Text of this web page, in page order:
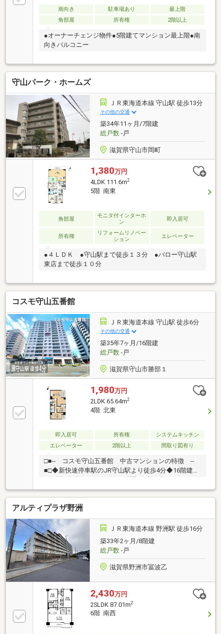
南向き 駐車場あり
最上階
角部屋
所有権 2階以上
●オーナーチェンジ物件●5階建てマンション最上階●南
向きバルコニー
守山パーク・ホームズ
ＪＲ東海道本線 守山駅 徒歩13分
その他の交通
築34年11ヶ月/7階建
総戸数-戸
滋賀県守山市岡町
1,380万円
4LDK 111.6m2
5階 南東
角部屋
モニタ付インターホ
ン
即入居可
所有権
リフォームリノベー
ション
エレベーター
●４ＬＤＫ ●守山駅まで徒歩１３分 ●バロー守山駅
東店まで徒歩１０分
コスモ守山五番館
ＪＲ東海道本線 守山駅 徒歩6分
その他の交通
築35年7ヶ月/16階建
総戸数-戸
滋賀県守山市勝部１
1,980万円
2LDK 65.64m2
4階 北東
即入居可 所有権
システムキッチン
エレベーター
2階以上 間取り図有り
□■-- コスモ守山五番館 中古マンションの特徴 --
■□◆新快速停車駅のJR守山駅より徒歩4分◆16階建て
ィー面も安心のオートロック◆徒歩圏内に商業施設が
充実！◆複合型商業施設「フレンドタウン守山」が目
の前♪◆市立守山小学校まで徒歩約3分～周辺環境～◎
守山市立守山保育園 徒歩3分（約220ｍ）◎認定
こども園守山幼稚園 徒歩4分（約280ｍ）◎守山市立
守山小学校 徒歩3分（約240ｍ）◎守山市立守山
南中学校 徒歩22分（約1760ｍ）◎フレンドタウン
守山 徒歩1分（約50ｍ）◎西友守山
店 徒歩3分（約200ｍ）
アルティプラザ野洲
ＪＲ東海道本線 野洲駅 徒歩16分
築33年2ヶ月/8階建
総戸数-戸
滋賀県野洲市冨波乙
2,430万円
2SLDK 87.01m2
6階 南西